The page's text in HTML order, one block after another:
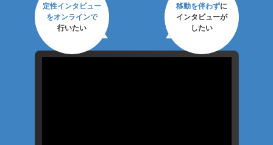
定性インタビュー
をオンラインで
行いたい
移動を伴わずに
インタビューが
したい